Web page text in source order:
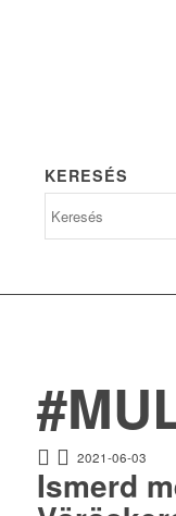
KERESÉS
2021-06-03
Ismerd